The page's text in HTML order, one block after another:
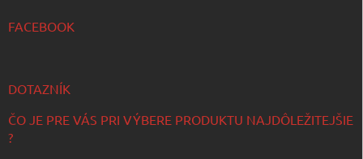
FACEBOOK
DOTAZNÍK
ČO JE PRE VÁS PRI VÝBERE PRODUKTU NAJDÔLEŽITEJŠIE
?